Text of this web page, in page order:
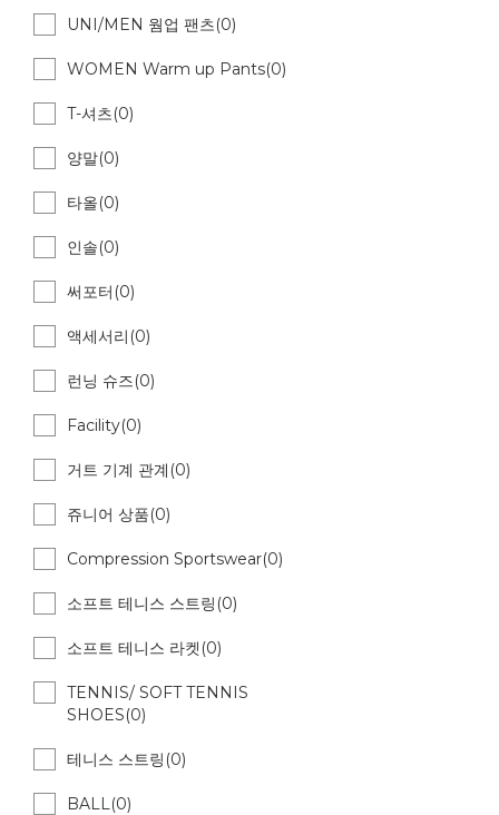
UNI/MEN 웜업 팬츠(0)
WOMEN Warm up Pants(0)
T-셔츠(0)
양말(0)
타올(0)
인솔(0)
써포터(0)
액세서리(0)
런닝 슈즈(0)
Facility(0)
거트 기계 관계(0)
쥬니어 상품(0)
Compression Sportswear(0)
소프트 테니스 스트링(0)
소프트 테니스 라켓(0)
TENNIS/ SOFT TENNIS
SHOES(0)
테니스 스트링(0)
BALL(0)